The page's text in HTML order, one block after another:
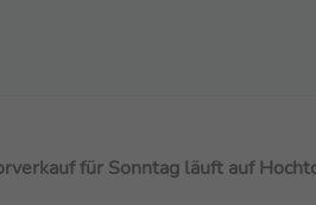
für Sonntag läuft auf